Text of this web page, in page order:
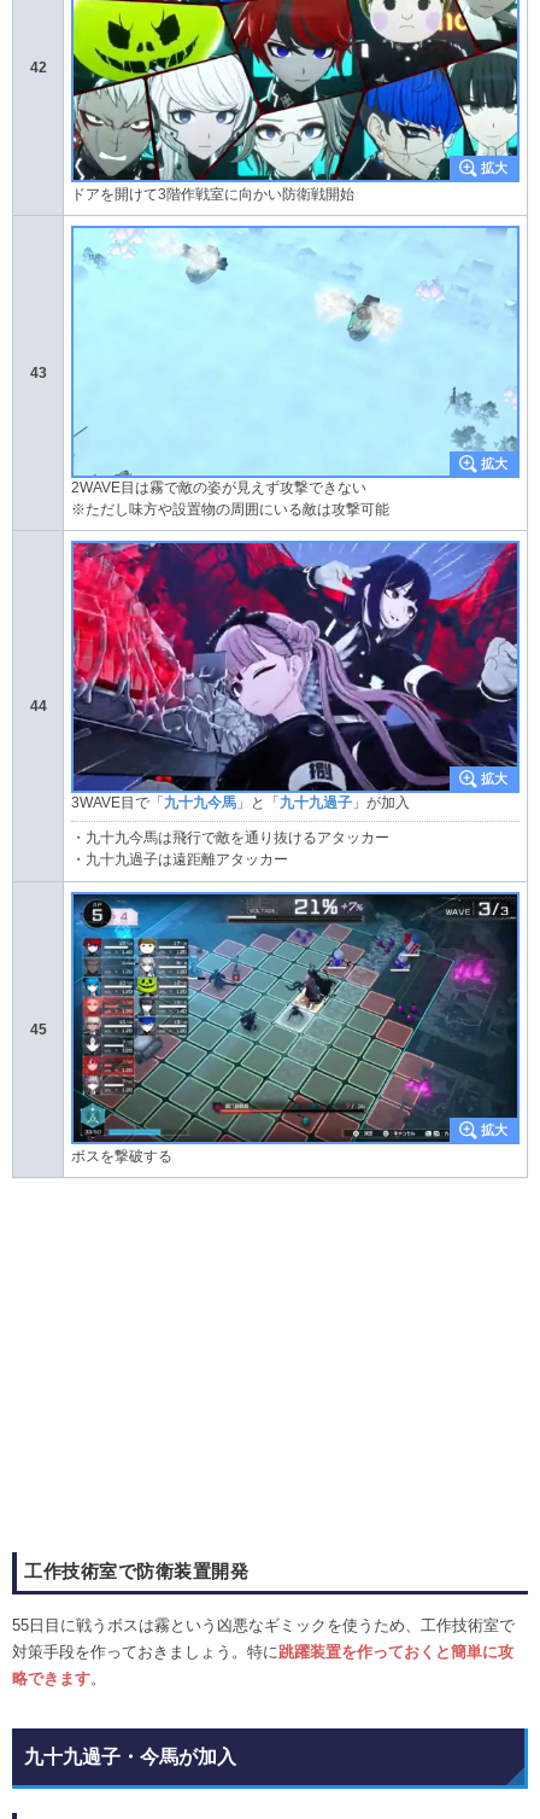
42
ドアを開けて3階作戦室に向かい防衛戦開始
43
2WAVE目は霧で敵の姿が見えず攻撃できない
※ただし味方や設置物の周囲にいる敵は攻撃可能
44
3WAVE目で「 九十九今馬 」と「 九十九過子 」が加入
・九十九今馬は飛行で敵を通り抜けるアタッカー
・九十九過子は遠距離アタッカー
45
ボスを撃破する
工作技術室で防衛装置開発
55日目に戦うボスは霧という凶悪なギミックを使うため、工作技術室で
対策手段を作っておきましょう。特に 跳躍装置を作っておくと簡単に攻
略できます。
九十九過子・今馬が加入